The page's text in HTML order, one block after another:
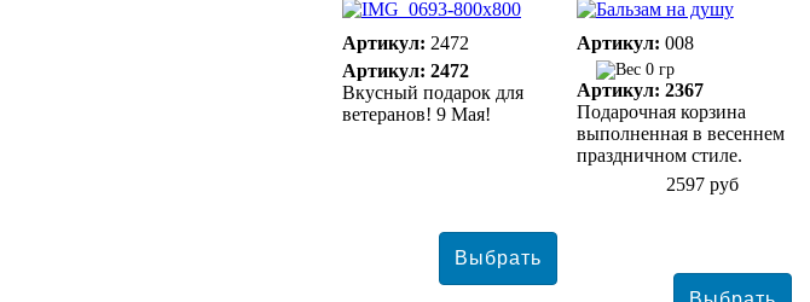
Артикул: 2472
Артикул: 2472
Вкусный подарок для
ветеранов! 9 Мая!
2597 руб
Артикул: 008
0 гр
Артикул: 2367
Подарочная корзина
выполненная в весеннем
праздничном стиле.